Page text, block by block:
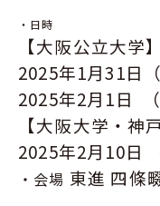
・日時
【大阪公立大学】
2025年1月31日
2025年2月1日
【大阪大学・神
2025年2月10日
・会場 東進 四條